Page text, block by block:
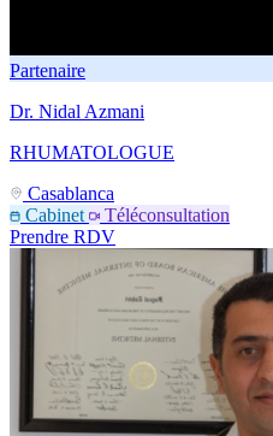
Partenaire
Dr. Nidal Azmani
RHUMATOLOGUE
Casablanca
Cabinet
Téléconsultation
Prendre RDV